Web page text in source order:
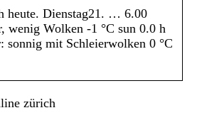
heute. Dienstag21. … 6.00
wenig Wolken -1 °C sun 0.0 h
mit Schleierwolken 0 °C
zürich